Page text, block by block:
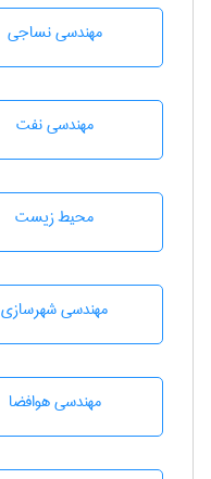
مهندسي نساجی
مهندسی نفت
محيط زيست
مهندسی شهرسازی
مهندسی هوافضا